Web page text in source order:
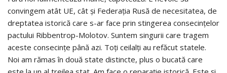
convingem atât UE, cât și Federația Rusă de necesitatea, de
dreptatea istorică care s-ar face prin stingerea consecințelor
pactului Ribbentrop-Molotov. Suntem singurii care tragem
aceste consecințe până azi. Toți ceilalți au refăcut statele.
Noi am rămas în două state distincte, plus o bucată care